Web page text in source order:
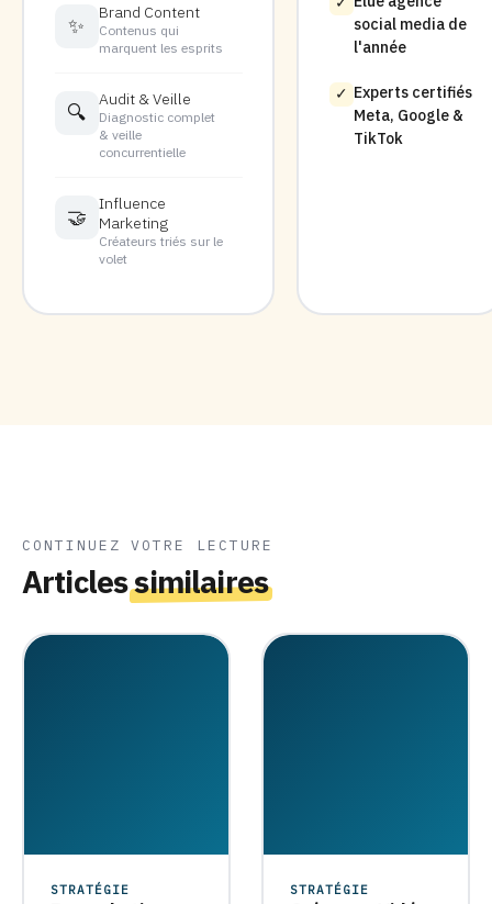
✨
Brand Content
Contenus qui
marquent les esprits
🔍
Audit & Veille
Diagnostic complet
& veille
concurrentielle
🤝
Influence
Marketing
Créateurs triés sur le
volet
social media de
l'année
✓ Experts certifiés
Meta, Google &
TikTok
CONTINUEZ VOTRE LECTURE
Articlessimilaires
STRATÉGIE STRATÉGIE